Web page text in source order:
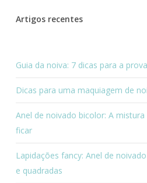
Artigos recentes
Guia da noiva: 7 dicas para a
Dicas para uma maquiagem de
Anel de noivado bicolor: A
ficar
Lapidações fancy: Anel de
e quadradas